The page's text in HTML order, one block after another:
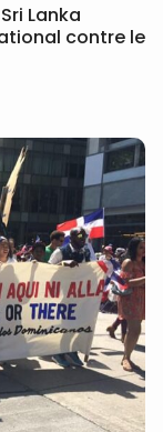
Lanka
contre le